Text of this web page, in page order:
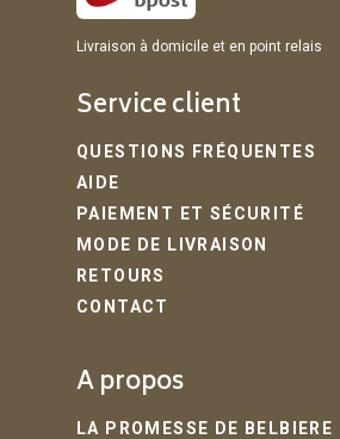
Livraison à domicile et en point relais
Service client
QUESTIONS FRÉQUENTES
AIDE
PAIEMENT ET SÉCURITÉ
MODE DE LIVRAISON
RETOURS
CONTACT
A propos
LA PROMESSE DE BELBIERE